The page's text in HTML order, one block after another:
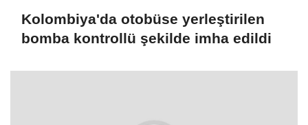
Kolombiya'da otobüse yerleştirilen
bomba kontrollü şekilde imha edildi